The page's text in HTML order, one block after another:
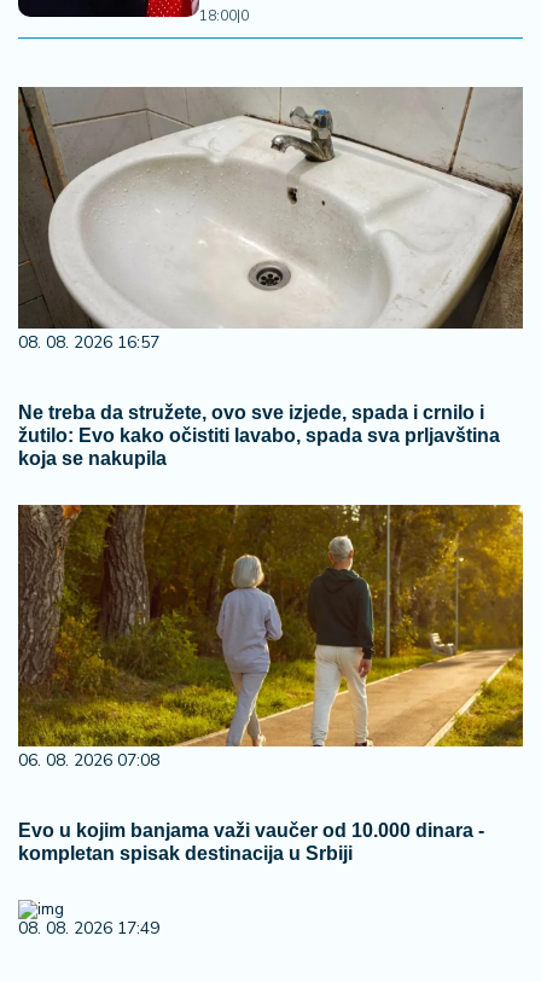
18:00|0
08. 08. 2026 16:57
Ne treba da stružete, ovo sve izjede, spada i crnilo i
žutilo: Evo kako očistiti lavabo, spada sva prljavština
koja se nakupila
06. 08. 2026 07:08
Evo u kojim banjama važi vaučer od 10.000 dinara -
kompletan spisak destinacija u Srbiji
08. 08. 2026 17:49